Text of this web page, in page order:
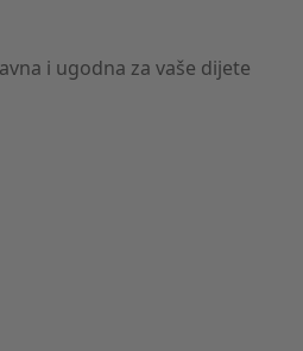
i ugodna za vaše dijete